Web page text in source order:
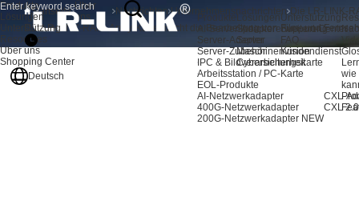
Produkte
AI-Server-Adapter
Server-Adapter
Server-Zubehör
IPC & Bildverarbeitungskarte
Arbeitsstation / PC-Karte
EOL-Produkte
AI-Netzwerkadapter
400G-Netzwerkadapter
200G-Netzwerkadapter NEW
CXL-
CXL 2.0
Lösungen
Speichererweiterung
Server
Maschinenvision
Cybersicherheit
Unterstützung
Support-Center
FAQ
Kundendienst
wie
Produkte
Lösungen
Unterstützung
Resources
Über uns
Shopping Center
Deutsch
Startseite Über
uns
Nachrichten Unternehmensnachrichten
Die LR-LINK-RAID-Array-Karte macht die Bearbeitung von Film- und